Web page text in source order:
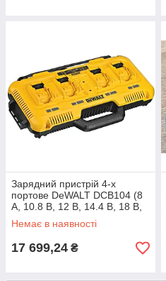
Зарядний пристрій 4-х
портове DeWALT DCB104 (8
А, 10.8 В, 12 В, 14.4 В, 18 В,
54 В XR, 2.9кг)
Немає в наявності
17 699,24 ₴